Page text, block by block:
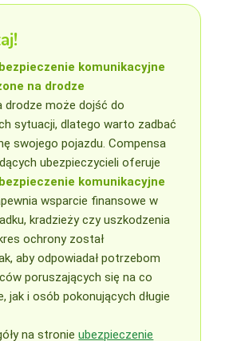
komunikacyjne
na drodze
drodze może dojść do
sytuacji, dlatego warto zadbać
swojego pojazdu. Compensa
ubezpieczycieli oferuje
komunikacyjne
wsparcie finansowe w
kradzieży czy uszkodzenia
ochrony został
aby odpowiadał potrzebom
poruszających się na co
jak i osób pokonujących długie
na stronieubezpieczenie